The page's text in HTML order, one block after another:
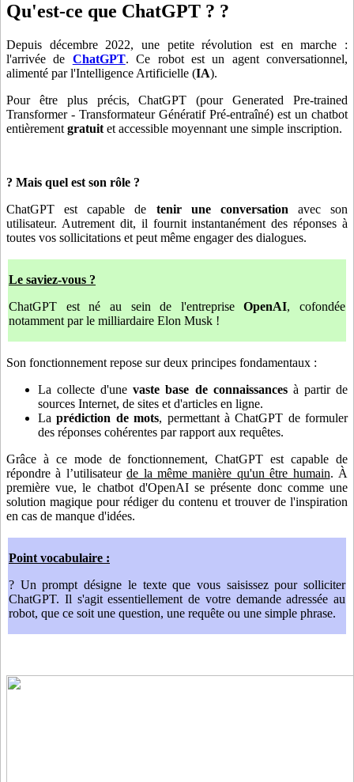
Qu'est-ce que ChatGPT ? ?
Depuis décembre 2022, une petite révolution est en marche :
l'arrivée de ChatGPT. Ce robot est un agent conversationnel,
alimenté par l'Intelligence Artificielle (IA).
Pour être plus précis, ChatGPT (pour Generated Pre-trained
Transformer - Transformateur Génératif Pré-entraîné) est un chatbot
entièrement gratuit et accessible moyennant une simple inscription.
? Mais quel est son rôle ?
ChatGPT est capable de tenir une conversation avec son
utilisateur. Autrement dit, il fournit instantanément des réponses à
toutes vos sollicitations et peut même engager des dialogues.
Le saviez-vous ?
ChatGPT est né au sein de l'entrepriseOpenAI, cofondée
notamment par le milliardaire Elon Musk !
Son fonctionnement repose sur deux principes fondamentaux :
La collecte d'unevaste base de connaissancesà partir de
sources Internet, de sites et d'articles en ligne.
Laprédiction de mots, permettant à ChatGPT de formuler
des réponses cohérentes par rapport aux requêtes.
Grâce à ce mode de fonctionnement, ChatGPT est capable de
répondre à l’utilisateurde la même manière qu'un être humain. À
première vue, le chatbot d'OpenAI se présente donc comme une
solution magique pour rédiger du contenu et trouver de l'inspiration
en cas de manque d'idées.
Point vocabulaire :
? Un prompt désigne le texte que vous saisissez pour solliciter
ChatGPT. Il s'agit essentiellement de votre demande adressée au
robot, que ce soit une question, une requête ou une simple phrase.